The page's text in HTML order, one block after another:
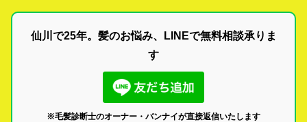
仙川で25年。髪のお悩み、LINEで無料相談承りま
す
※毛髪診断士のオーナー・バンナイが直接返信いたします